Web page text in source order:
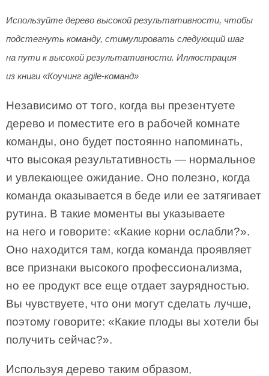
Используйте дерево высокой результативности, чтобы
подстегнуть команду, стимулировать следующий шаг
на пути к высокой результативности. Иллюстрация
из книги «Коучинг agile-команд»
Независимо от того, когда вы презентуете
дерево и поместите его в рабочей комнате
команды, оно будет постоянно напоминать,
что высокая результативность — нормальное
и увлекающее ожидание. Оно полезно, когда
команда оказывается в беде или ее затягивает
рутина. В такие моменты вы указываете
на него и говорите: «Какие корни ослабли?».
Оно находится там, когда команда проявляет
все признаки высокого профессионализма,
но ее продукт все еще отдает заурядностью.
Вы чувствуете, что они могут сделать лучше,
поэтому говорите: «Какие плоды вы хотели бы
получить сейчас?».
Используя дерево таким образом,